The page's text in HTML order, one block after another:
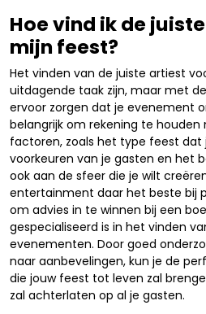
Hoe vind ik de
mijn feest?
Het vinden van de juiste artiest
uitdagende taak zijn, maar met
ervoor zorgen dat je evenement
belangrijk om rekening te houden
factoren, zoals het type feest dat
voorkeuren van je gasten en het
ook aan de sfeer die je wilt
entertainment daar het beste bij
om advies in te winnen bij een
gespecialiseerd is in het vinden
evenementen. Door goed
naar aanbevelingen, kun je de
die jouw feest tot leven zal
zal achterlaten op al je gasten.